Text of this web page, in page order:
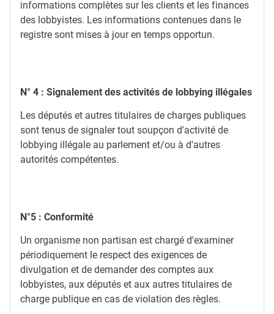
informations complètes sur les clients et les finances
des lobbyistes. Les informations contenues dans le
registre sont mises à jour en temps opportun.
N° 4 : Signalement des activités de lobbying illégales
Les députés et autres titulaires de charges publiques
sont tenus de signaler tout soupçon d'activité de
lobbying illégale au parlement et/ou à d'autres
autorités compétentes.
N°5 : Conformité
Un organisme non partisan est chargé d'examiner
périodiquement le respect des exigences de
divulgation et de demander des comptes aux
lobbyistes, aux députés et aux autres titulaires de
charge publique en cas de violation des règles.